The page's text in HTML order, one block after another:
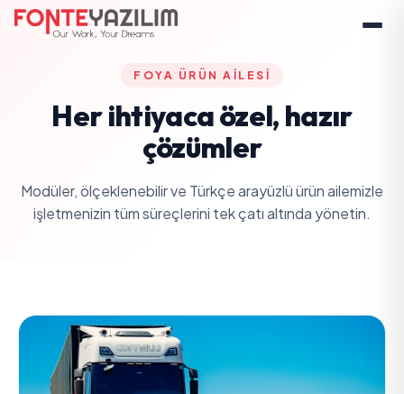
FOYA ÜRÜN AILESI
Her ihtiyaca özel, hazır
çözümler
Modüler, ölçeklenebilir ve Türkçe arayüzlü ürün ailemizle
işletmenizin tüm süreçlerini tek çatı altında yönetin.